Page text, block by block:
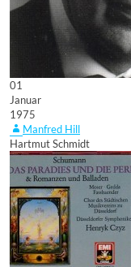
01
Januar
1975
Manfred Hill
Hartmut Schmidt